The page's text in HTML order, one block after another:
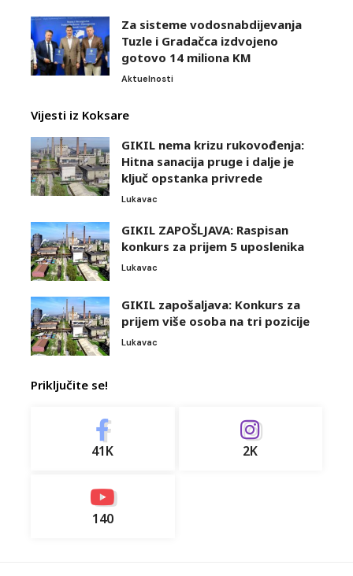
Za sisteme vodosnabdijevanja
Tuzle i Gradačca izdvojeno
gotovo 14 miliona KM
Aktuelnosti
Vijesti iz Koksare
GIKIL nema krizu rukovođenja:
Hitna sanacija pruge i dalje je
ključ opstanka privrede
Lukavac
GIKIL ZAPOŠLJAVA: Raspisan
konkurs za prijem 5 uposlenika
Lukavac
GIKIL zapošaljava: Konkurs za
prijem više osoba na tri pozicije
Lukavac
Priključite se!
41K 2K
140